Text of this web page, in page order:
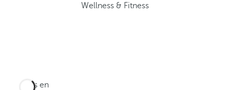
Wellness & Fitness
Estás en